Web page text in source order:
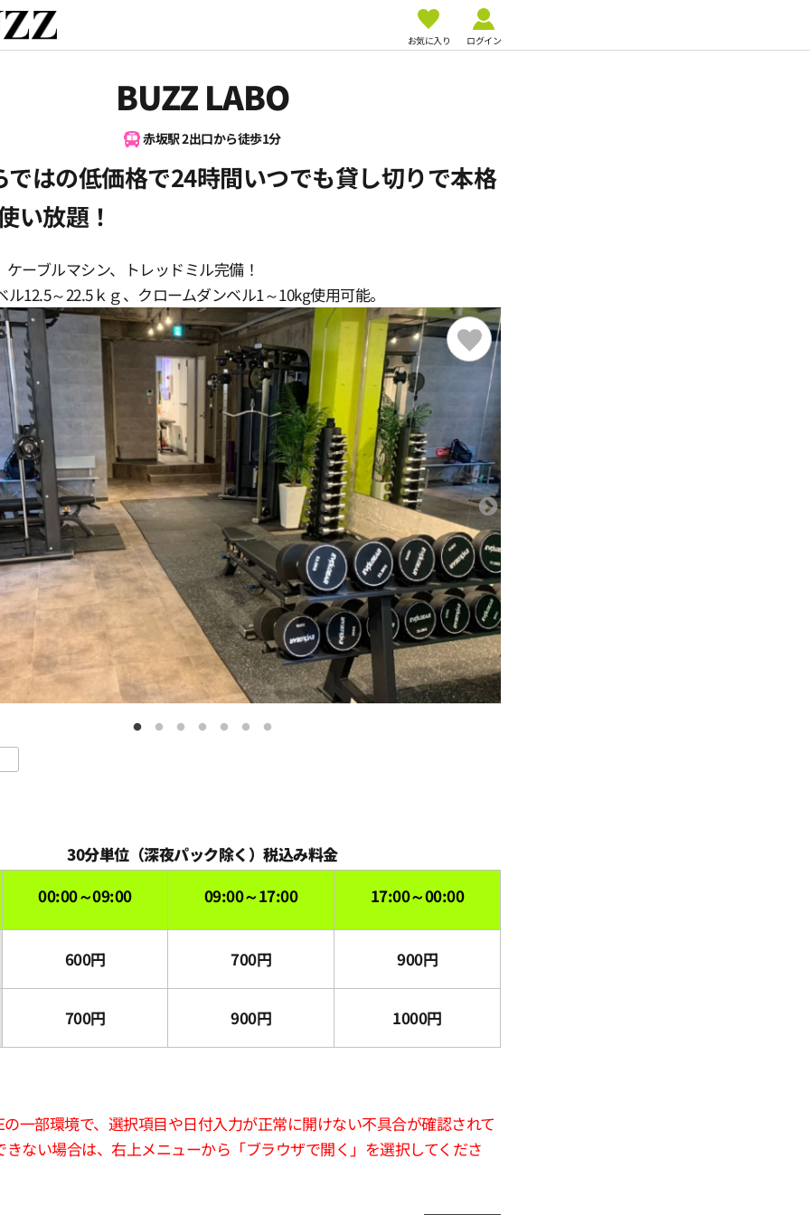
お気に入り ログイン
BUZZ LABO
赤坂駅 2出口から徒歩1分
ではの低価格で24時間いつでも貸し切りで本格
い放題！
ーブルマシン、トレッドミル完備！
12.5～22.5ｋｇ、クロームダンベル1～10kg使用可能。
30分単位（深夜パック除く）税込み料金
00:00～09:00
09:00～17:00 17:00～00:00
600円 700円 900円
700円 900円 1000円
一部環境で、選択項目や日付入力が正常に開けない不具合が確認されて
きない場合は、右上メニューから「ブラウザで開く」を選択してくださ